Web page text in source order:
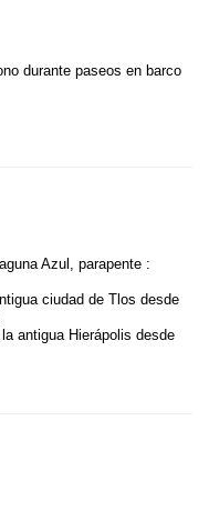
durante paseos en barco
Azul, parapente :
ciudad de Tlos desde
antigua Hierápolis desde